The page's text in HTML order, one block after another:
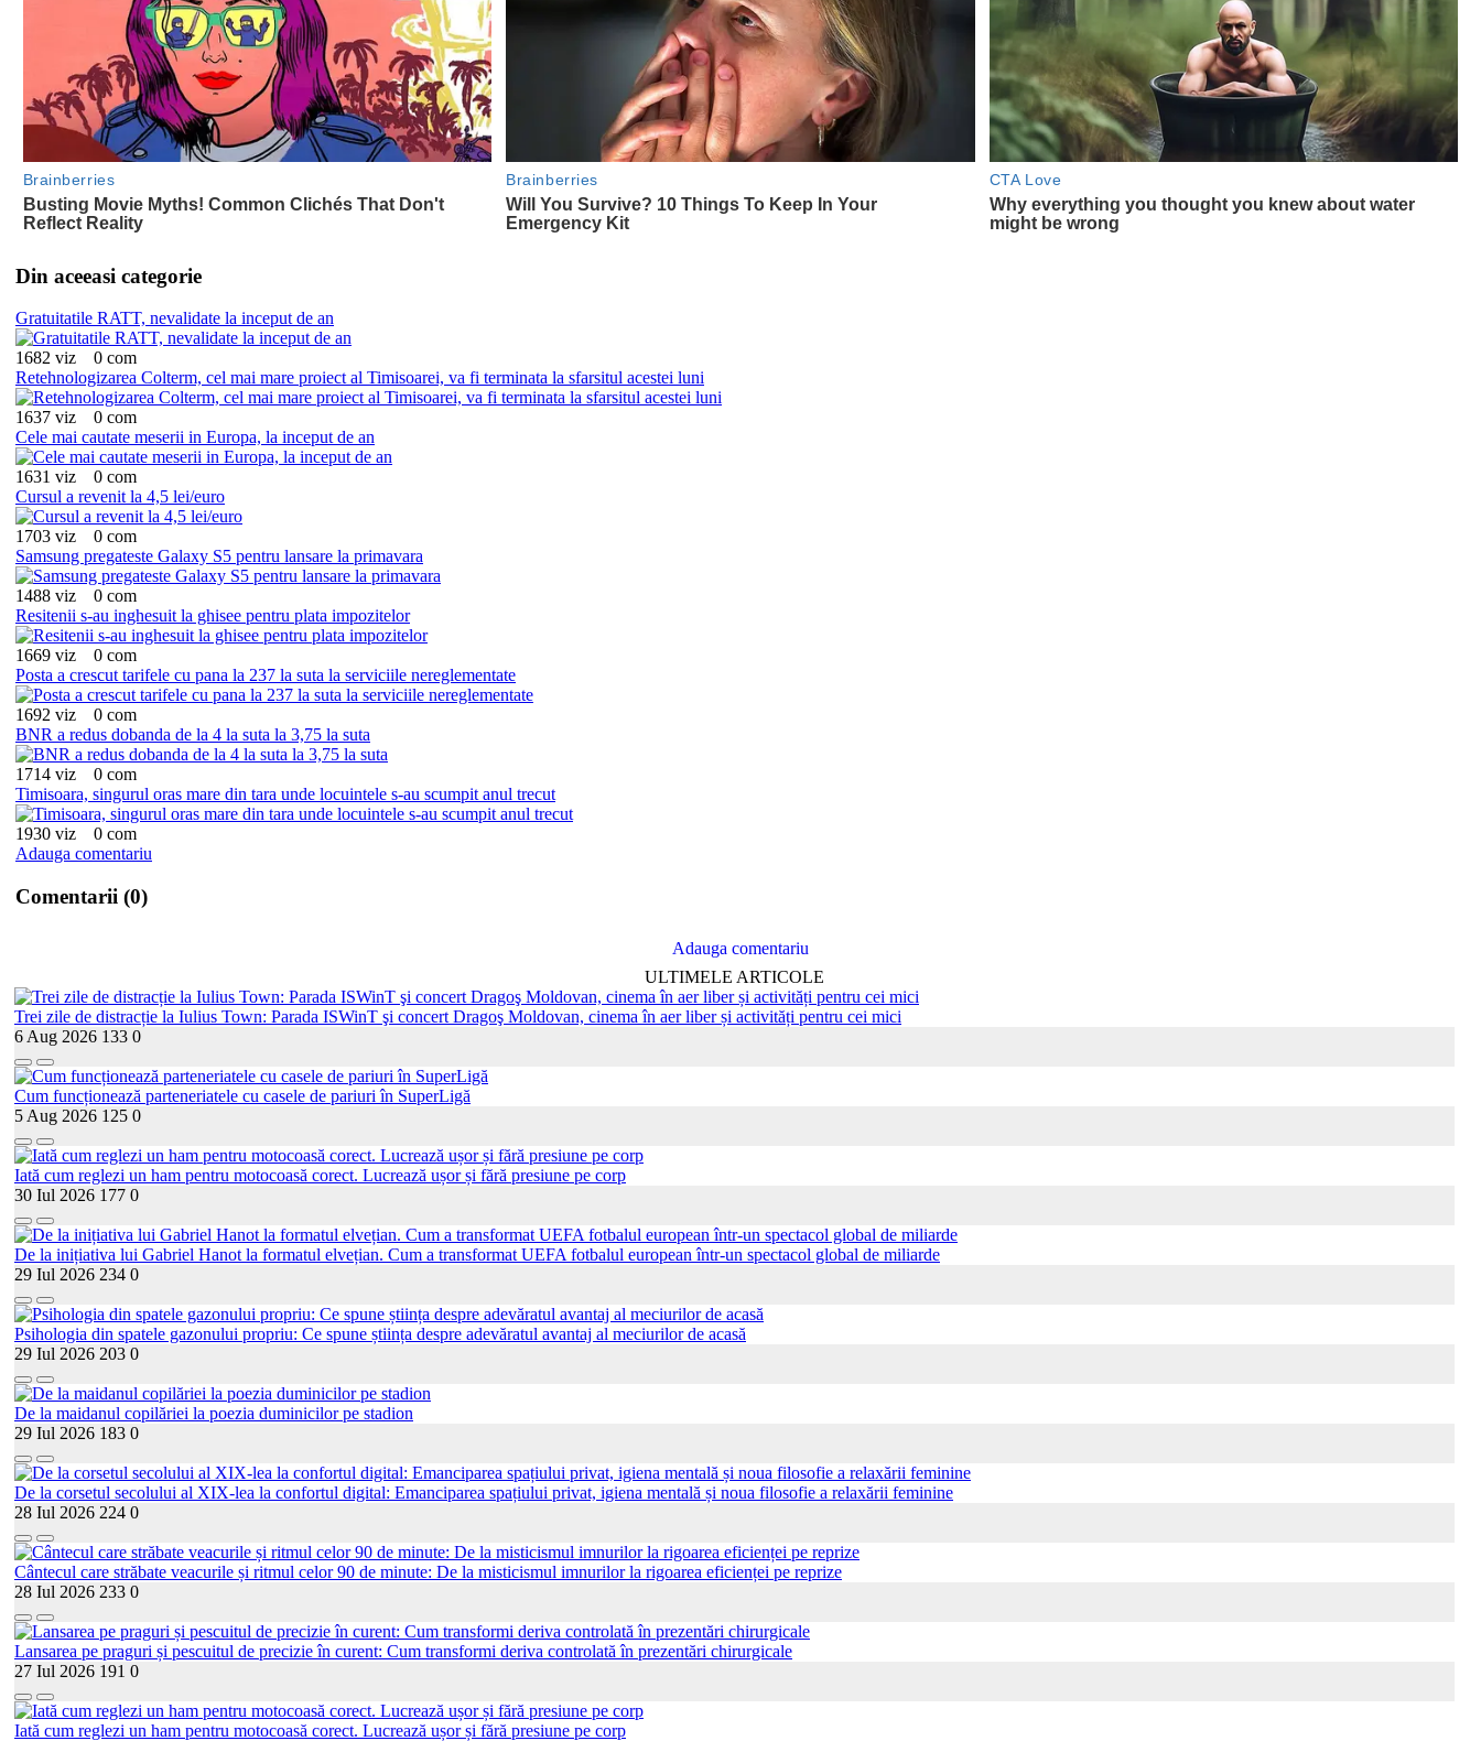
Din aceeasi categorie
Gratuitatile RATT, nevalidate la inceput de an
1682 viz
0 com
Retehnologizarea Colterm, cel mai mare proiect al Timisoarei, va fi terminata la sfarsitul acestei luni
1637 viz
0 com
Cele mai cautate meserii in Europa, la inceput de an
1631 viz
0 com
Cursul a revenit la 4,5 lei/euro
1703 viz
0 com
Samsung pregateste Galaxy S5 pentru lansare la primavara
1488 viz
0 com
Resitenii s-au inghesuit la ghisee pentru plata impozitelor
1669 viz
0 com
Posta a crescut tarifele cu pana la 237 la suta la serviciile nereglementate
1692 viz
0 com
BNR a redus dobanda de la 4 la suta la 3,75 la suta
1714 viz
0 com
Timisoara, singurul oras mare din tara unde locuintele s-au scumpit anul trecut
1930 viz
0 com
Adauga comentariu
Comentarii (0)
Adauga comentariu
ULTIMELE ARTICOLE
Trei zile de distracție la Iulius Town: Parada ISWinT şi concert Dragoş Moldovan, cinema în aer liber și activități pentru cei mici
6 Aug 2026 133 0
Cum funcționează parteneriatele cu casele de pariuri în SuperLigă
5 Aug 2026 125 0
Iată cum reglezi un ham pentru motocoasă corect. Lucrează ușor și fără presiune pe corp
30 Iul 2026 177 0
De la inițiativa lui Gabriel Hanot la formatul elvețian. Cum a transformat UEFA fotbalul european într-un spectacol global de miliarde
29 Iul 2026 234 0
Psihologia din spatele gazonului propriu: Ce spune știința despre adevăratul avantaj al meciurilor de acasă
29 Iul 2026 203 0
De la maidanul copilăriei la poezia duminicilor pe stadion
29 Iul 2026 183 0
De la corsetul secolului al XIX-lea la confortul digital: Emanciparea spațiului privat, igiena mentală și noua filosofie a relaxării feminine
28 Iul 2026 224 0
Cântecul care străbate veacurile și ritmul celor 90 de minute: De la misticismul imnurilor la rigoarea eficienței pe reprize
28 Iul 2026 233 0
Lansarea pe praguri și pescuitul de precizie în curent: Cum transformi deriva controlată în prezentări chirurgicale
27 Iul 2026 191 0
Iată cum reglezi un ham pentru motocoasă corect. Lucrează ușor și fără presiune pe corp